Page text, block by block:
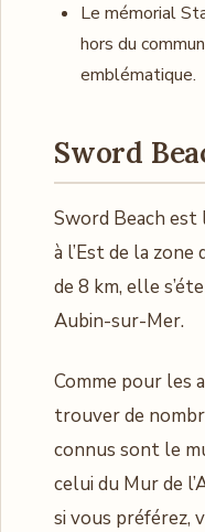
Le mémorial
hors du
emblématique.
Sword
Sword Beach est
à l’Est de la
de 8 km, elle
Aubin-sur-Mer.
Comme pour les
trouver de
connus sont le
celui du Mur de
si vous préférez,